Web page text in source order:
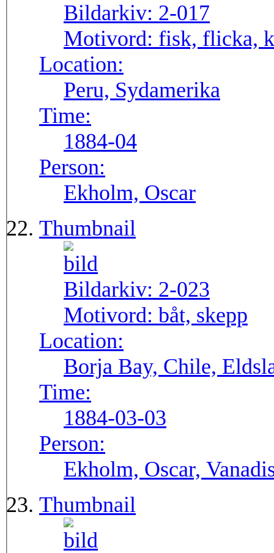
Bildarkiv: 2-017
Motivord: fisk, flicka,
Location:
Peru, Sydamerika
Time:
1884-04
Person:
Ekholm, Oscar
Thumbnail
Bildarkiv: 2-023
Motivord: båt, skepp
Location:
Borja Bay, Chile,
Time:
1884-03-03
Person:
Ekholm, Oscar,
Thumbnail